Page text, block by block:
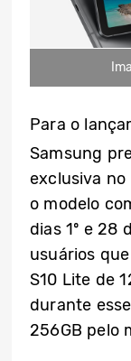
Para o
Samsung
exclusiva
o modelo
dias 1º e 28
usuários
S10 Lite de
durante
256GB pelo